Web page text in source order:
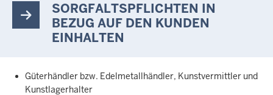
SORGFALTSPFLICHTEN IN
BEZUG AUF DEN KUNDEN
EINHALTEN
Güterhändler bzw. Edelmetallhändler, Kunstvermittler und
Kunstlagerhalter